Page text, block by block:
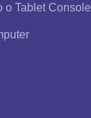
o Tablet Console